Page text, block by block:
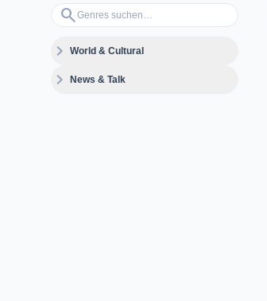
search
Genres suchen…
expand_moreWorld & Cultural
expand_moreNews & Talk